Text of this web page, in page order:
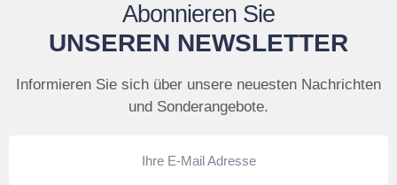
Abonnieren Sie
UNSEREN NEWSLETTER
Informieren Sie sich über unsere neuesten Nachrichten
und Sonderangebote.